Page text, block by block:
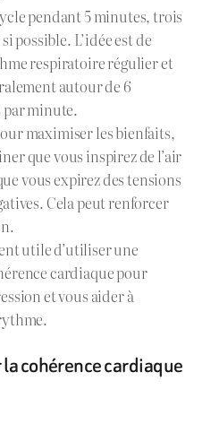
pendant 5 minutes, trois
possible. L’idée est de
respiratoire régulier et
autour de 6
minute.
maximiser les bienfaits,
que vous inspirez de l’air
vous expirez des tensions
Cela peut renforcer
utile d’utiliser une
cardiaque pour
et vous aider à
cohérence cardiaque